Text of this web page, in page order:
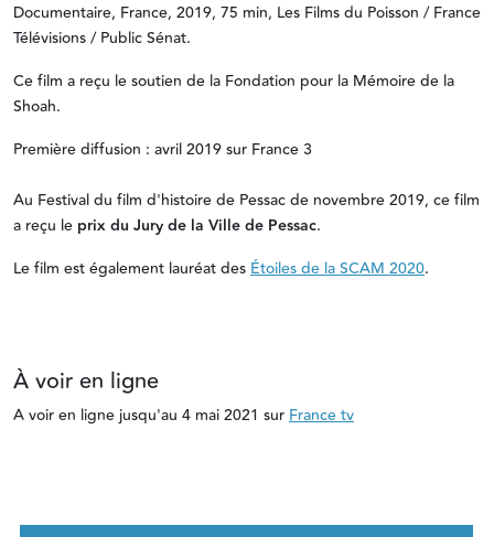
Documentaire, France, 2019, 75 min, Les Films du Poisson / France
Télévisions / Public Sénat.
Ce film a reçu le soutien de la Fondation pour la Mémoire de la
Shoah.
Première diffusion : avril 2019 sur France 3
Au Festival du film d'histoire de Pessac de novembre 2019, ce film
a reçu le prix du Jury de la Ville de Pessac.
Le film est également lauréat desÉtoiles de la SCAM 2020.
À voir en ligne
A voir en ligne jusqu'au 4 mai 2021 surFrance tv